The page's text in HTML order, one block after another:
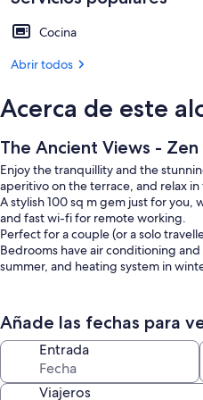
Cocina
Abrir todos
Acerca de este
The Ancient Views - Zen
Enjoy the tranquillity and the
aperitivo on the terrace, and relax
A stylish 100 sq m gem just for you,
and fast wi-fi for remote working.
Perfect for a couple (or a solo
Bedrooms have air conditioning
summer, and heating system in
THE SPACE:
The bedroom has a queen bed.
Equipped kitchen, coffee maker,
GUESTS ACCESS:
Añade las fechas para
Entrada
Viajeros